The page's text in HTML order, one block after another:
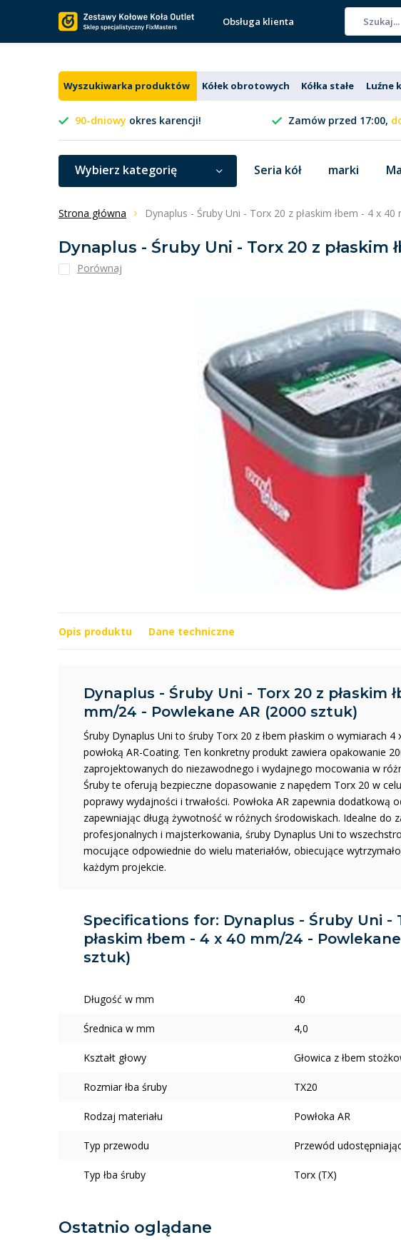
Obsługa klienta
Wyszukiwarka produktów Kółek obrotowych Kółka stałe Luźne
90-dniowy okres karencji! Zamów przed 17:00,
Wybierz kategorię Seria kół marki
Strona główna Dynaplus - Śruby Uni - Torx 20 z płaskim łbem - 4 x
Dynaplus - Śruby Uni - Torx 20 z
Porównaj
Opis produktu Dane techniczne
Dynaplus - Śruby Uni - Torx 20 z płaskim
mm/24 - Powlekane AR (2000 sztuk)
Śruby Dynaplus Uni to śruby Torx 20 z łbem płaskim o wymiarach
powłoką AR-Coating. Ten konkretny produkt zawiera opakowanie
zaprojektowanych do niezawodnego i wydajnego mocowania w
Śruby te oferują bezpieczne dopasowanie z napędem Torx 20 w
poprawy wydajności i trwałości. Powłoka AR zapewnia dodatkową
zapewniając długą żywotność w różnych środowiskach. Idealne do
profesjonalnych i majsterkowania, śruby Dynaplus Uni to
mocujące odpowiednie do wielu materiałów, obiecujące
każdym projekcie.
Specifications for: Dynaplus - Śruby Uni -
płaskim łbem - 4 x 40 mm/24 -
sztuk)
Długość w mm 40
Średnica w mm 4,0
Kształt głowy Głowica z łbem
Rozmiar łba śruby TX20
Rodzaj materiału Powłoka AR
Typ przewodu Przewód
Typ łba śruby Torx (TX)
Ostatnio oglądane